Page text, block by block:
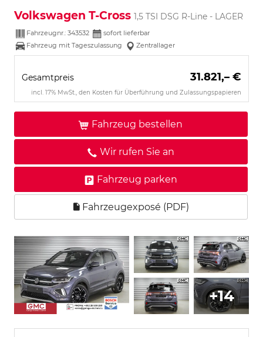
Volkswagen T-Cross 1,5 TSI DSG R-Line - LAGER
Fahrzeugnr.: 343532
sofort lieferbar
Fahrzeug mit Tageszulassung
Zentrallager
Gesamtpreis 31.821,– €
incl. 17% MwSt., den Kosten für Überführung und Zulassungspapieren
Fahrzeug bestellen
Wir rufen Sie an
Fahrzeug parken
Fahrzeugexposé (PDF)
+14